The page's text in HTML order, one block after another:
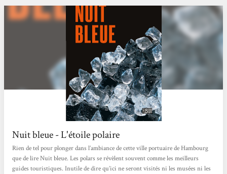
Nuit bleue - L'étoile polaire
Rien de tel pour plonger dans l’ambiance de cette ville portuaire de Hambourg
que de lire Nuit bleue. Les polars se révèlent souvent comme les meilleurs
guides touristiques. Inutile de dire qu’ici ne seront visités ni les musées ni les